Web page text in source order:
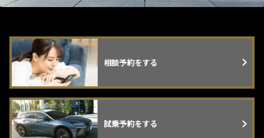
相談予約をする
試乗予約をする